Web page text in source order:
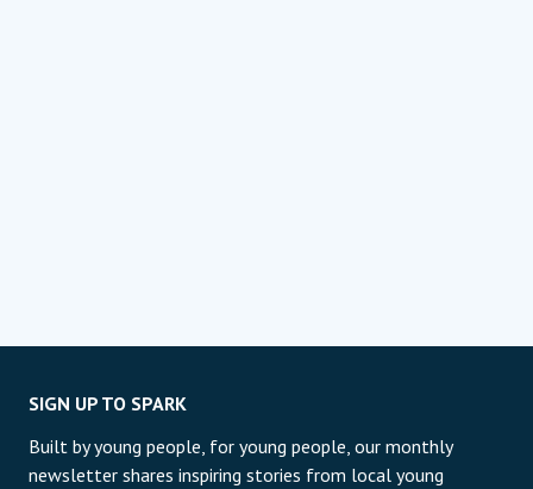
SIGN UP TO SPARK
Built by young people, for young people, our monthly
newsletter shares inspiring stories from local young